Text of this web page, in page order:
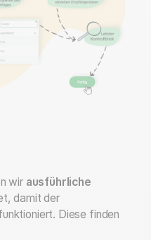
wir ausführliche
damit der
Diese finden